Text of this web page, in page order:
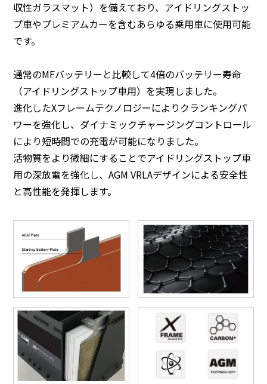
収性ガラスマット）を備えており、アイドリングストッ
プ車やプレミアムカーを含むあらゆる乗用車に使用可能
です。
通常のMFバッテリーと比較して4倍のバッテリー寿命
（アイドリングストップ車用）を実現しました。
進化したXフレームテクノロジーによりクランキングパ
ワーを強化し、ダイナミックチャージングコントロール
により短時間での充電が可能になりました。
活物質をより微細にすることでアイドリングストップ車
用の深放電を強化し、AGM VRLAデザインによる安全性
と高性能を発揮します。